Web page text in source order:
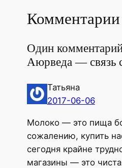
Комментарии
Один
Аюрведа — связь
Татьяна
2017-06-06
Молоко — это пища
сожалению, купить
сегодня крайне
магазины — это